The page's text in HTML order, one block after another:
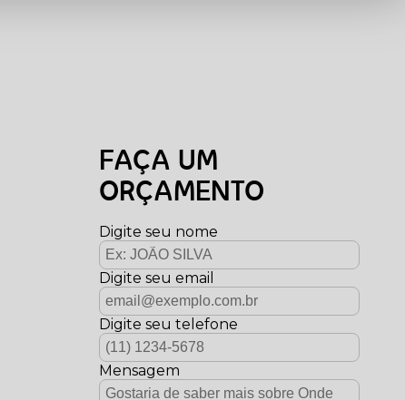
FAÇA UM
ORÇAMENTO
Digite seu nome
Digite seu email
Digite seu telefone
Mensagem